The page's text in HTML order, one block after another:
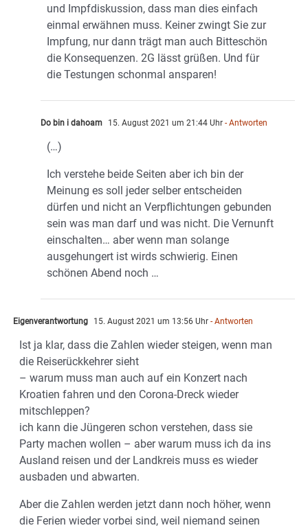
und Impfdiskussion, dass man dies einfach
einmal erwähnen muss. Keiner zwingt Sie zur
Impfung, nur dann trägt man auch Bitteschön
die Konsequenzen. 2G lässt grüßen. Und für
die Testungen schonmal ansparen!
Do bin i dahoam 15. August 2021 um 21:44 Uhr - Antworten
(…)
Ich verstehe beide Seiten aber ich bin der
Meinung es soll jeder selber entscheiden
dürfen und nicht an Verpflichtungen gebunden
sein was man darf und was nicht. Die Vernunft
einschalten… aber wenn man solange
ausgehungert ist wirds schwierig. Einen
schönen Abend noch …
Eigenverantwortung 15. August 2021 um 13:56 Uhr - Antworten
Ist ja klar, dass die Zahlen wieder steigen, wenn man
die Reiserückkehrer sieht
– warum muss man auch auf ein Konzert nach
Kroatien fahren und den Corona-Dreck wieder
mitschleppen?
ich kann die Jüngeren schon verstehen, dass sie
Party machen wollen – aber warum muss ich da ins
Ausland reisen und der Landkreis muss es wieder
ausbaden und abwarten.
Aber die Zahlen werden jetzt dann noch höher, wenn
die Ferien wieder vorbei sind, weil niemand seinen